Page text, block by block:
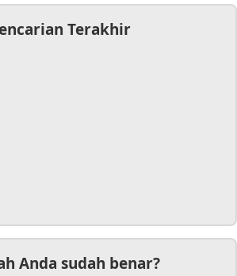
Terakhir
Anda sudah benar?